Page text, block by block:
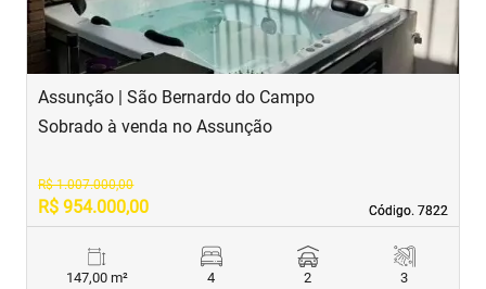
Assunção | São Bernardo do Campo
Código. 7822
Código. 7822
Sobrado à venda no Assunção
R$ 1.007.000,00
R$ 954.000,00
147,00 m²
4
2
3